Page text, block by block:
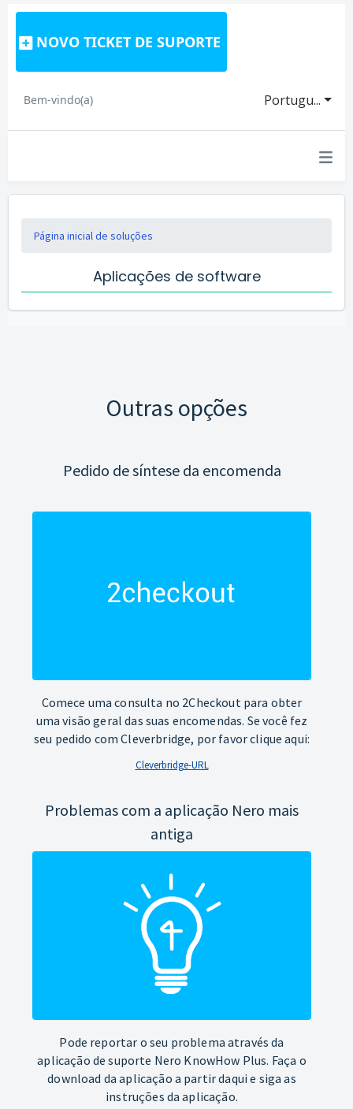
NOVO TICKET DE SUPORTE
Portugu...
Bem-vindo(a)
Página inicial de soluções
Aplicações de software
Outras opções
Pedido de síntese da encomenda
Comece uma consulta no 2Checkout para obter
uma visão geral das suas encomendas. Se você fez
seu pedido com Cleverbridge, por favor clique aqui:
Cleverbridge-URL
Problemas com a aplicação Nero mais
antiga
Pode reportar o seu problema através da
aplicação de suporte Nero KnowHow Plus. Faça o
download da aplicação a partir daqui e siga as
instruções da aplicação.